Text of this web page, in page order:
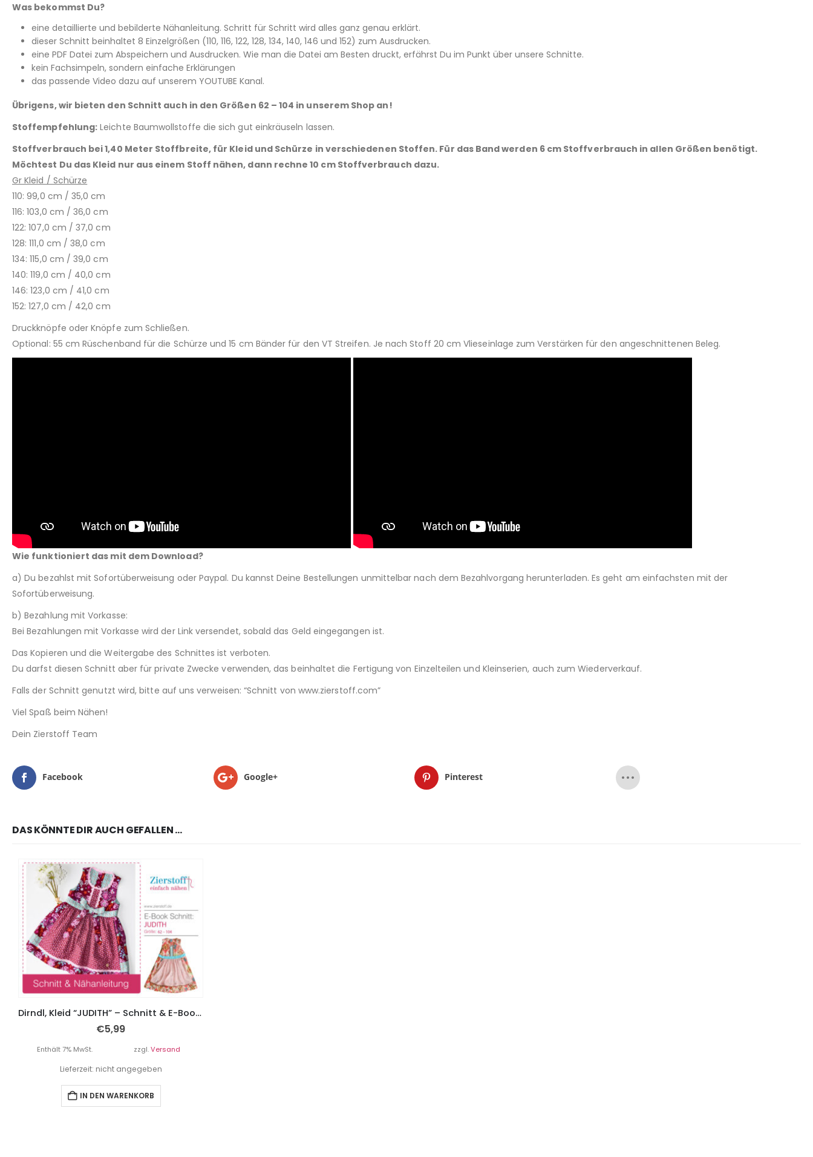
Was bekommst Du?
eine detaillierte und bebilderte Nähanleitung. Schritt für Schritt wird alles ganz genau erklärt.
dieser Schnitt beinhaltet 8 Einzelgrößen (110, 116, 122, 128, 134, 140, 146 und 152) zum Ausdrucken.
eine PDF Datei zum Abspeichern und Ausdrucken. Wie man die Datei am Besten druckt, erfährst Du im Punkt über unsere Schnitte.
kein Fachsimpeln, sondern einfache Erklärungen
das passende Video dazu auf unserem YOUTUBE Kanal.
Übrigens, wir bieten den Schnitt auch in den Größen 62 – 104 in unserem Shop an!
Stoffempfehlung: Leichte Baumwollstoffe die sich gut einkräuseln lassen.
Stoffverbrauch bei 1,40 Meter Stoffbreite, für Kleid und Schürze in verschiedenen Stoffen. Für das Band werden 6 cm Stoffverbrauch in allen Größen benötigt.
Möchtest Du das Kleid nur aus einem Stoff nähen, dann rechne 10 cm Stoffverbrauch dazu.
Gr Kleid / Schürze
110: 99,0 cm / 35,0 cm
116: 103,0 cm / 36,0 cm
122: 107,0 cm / 37,0 cm
128: 111,0 cm / 38,0 cm
134: 115,0 cm / 39,0 cm
140: 119,0 cm / 40,0 cm
146: 123,0 cm / 41,0 cm
152: 127,0 cm / 42,0 cm
Druckknöpfe oder Knöpfe zum Schließen.
Optional: 55 cm Rüschenband für die Schürze und 15 cm Bänder für den VT Streifen. Je nach Stoff 20 cm Vlieseinlage zum Verstärken für den angeschnittenen Beleg.
Wie funktioniert das mit dem Download?
a) Du bezahlst mit Sofortüberweisung oder Paypal. Du kannst Deine Bestellungen unmittelbar nach dem Bezahlvorgang herunterladen. Es geht am einfachsten mit der
Sofortüberweisung.
b) Bezahlung mit Vorkasse:
Bei Bezahlungen mit Vorkasse wird der Link versendet, sobald das Geld eingegangen ist.
Das Kopieren und die Weitergabe des Schnittes ist verboten.
Du darfst diesen Schnitt aber für private Zwecke verwenden, das beinhaltet die Fertigung von Einzelteilen und Kleinserien, auch zum Wiederverkauf.
Falls der Schnitt genutzt wird, bitte auf uns verweisen: “Schnitt von www.zierstoff.com”
Viel Spaß beim Nähen!
Dein Zierstoff Team
Facebook Google+ Pinterest
DAS KÖNNTE DIR AUCH GEFALLEN …
Dirndl, Kleid “JUDITH” – Schnitt & E-Book, Gr. 62 – 104
€5,99
Enthält 7% MwSt. zzgl.Versand
Lieferzeit: nicht angegeben
IN DEN WARENKORB